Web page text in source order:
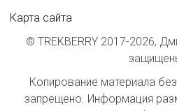
Карта сайта
© TREKBERRY 2017-2026,
Копирование материала
запрещено. Информация